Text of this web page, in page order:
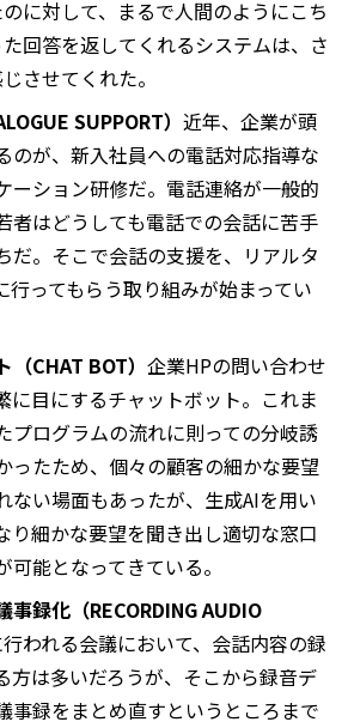
に対して、まるで人間のようにこち
回答を返してくれるシステムは、さ
させてくれた。
SUPPORT） 近年、企業が頭
のが、新入社員への電話対応指導な
ーション研修だ。電話連絡が一般的
者はどうしても電話での会話に苦手
だ。そこで会話の支援を、リアルタ
行ってもらう取り組みが始まってい
CHAT BOT） 企業HPの問い合わせ
に目にするチャットボット。これま
プログラムの流れに則っての分岐誘
ったため、個々の顧客の細かな要望
ない場面もあったが、生成AIを用い
り細かな要望を聞き出し適切な窓口
可能となってきている。
事録化（RECORDING AUDIO
われる会議において、会話内容の録
方は多いだろうが、そこから録音デ
事録をまとめ直すというところまで